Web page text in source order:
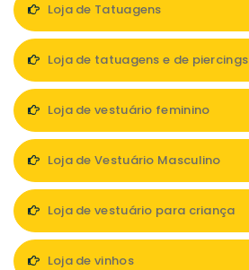
Loja de Tatuagens
Loja de tatuagens e de piercings
Loja de vestuário feminino
Loja de Vestuário Masculino
Loja de vestuário para criança
Loja de vinhos